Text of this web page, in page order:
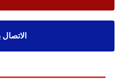
الاتصال